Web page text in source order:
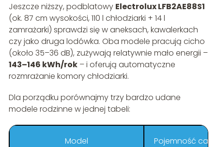
Jeszcze niższy, podblatowy Electrolux LFB2AE88S1
(ok. 87 cm wysokości, 110 l chłodziarki + 14 l
zamrażarki) sprawdzi się w aneksach, kawalerkach
czy jako druga lodówka. Oba modele pracują cicho
(około 35–36 dB), zużywają relatywnie mało energii –
143–146 kWh/rok– i oferują automatyczne
rozmrażanie komory chłodziarki.
Dla porządku porównajmy trzy bardzo udane
modele rodzinne w jednej tabeli:
Model Pojemność